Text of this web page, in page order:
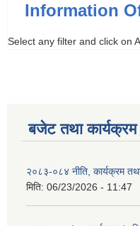
Information
Select any filter and click on
बजेट तथा कार्यक्रम
२०८३-०८४ नीति, कार्यक्रम
मिति: 06/23/2026 - 11:47